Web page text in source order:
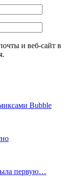
и веб-сайт в
Bubble
первую…